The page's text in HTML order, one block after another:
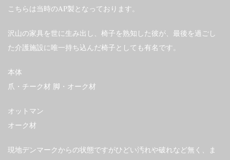
こちらは当時のAP製となっております。
沢山の家具を世に生み出し、椅子を熟知した彼が、最後を過ごし
た介護施設に唯一持ち込んだ椅子としても有名です。
本体
爪・チーク材 脚・オーク材
オットマン
オーク材
現地デンマークからの状態ですがひどい汚れや破れなど無く、ま